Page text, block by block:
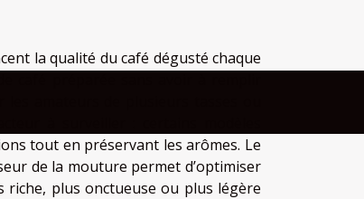
la qualité du café dégusté chaque
café préparée sans avoir à remplir
amateurs de plusieurs tasses ou
tout en préservant les arômes. Le
de la mouture permet d’optimiser
riche, plus onctueuse ou plus légère